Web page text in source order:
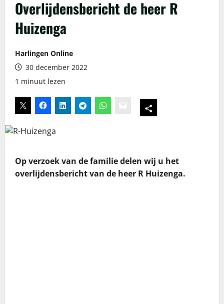
Overlijdensbericht de heer R
Huizenga
Harlingen Online
30 december 2022
1 minuut lezen
Op verzoek van de familie delen wij u het
overlijdensbericht van de heer R Huizenga.